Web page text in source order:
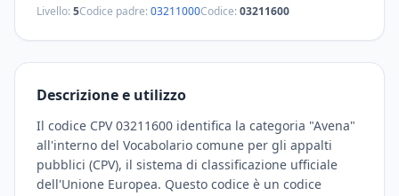
Livello:5Codice padre:03211000Codice:03211600
Descrizione e utilizzo
Il codice CPV 03211600 identifica la categoria "Avena"
all'interno del Vocabolario comune per gli appalti
pubblici (CPV), il sistema di classificazione ufficiale
dell'Unione Europea. Questo codice è un codice